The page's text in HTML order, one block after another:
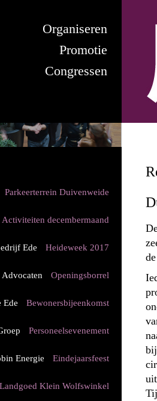
Organiseren
Promotie
Congressen
Parkeerterrein Duivenweide
Activiteiten decembermaand
Ede Heideweek 2017
Openingsborrel
Ede Bewonersbijeenkomst
Personeelsevenement
Energie Eindejaarsfeest
Klein Wolfswinkel